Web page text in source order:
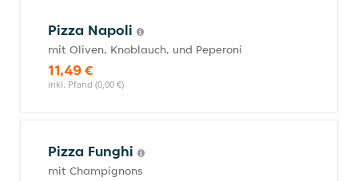
Pizza Napoli
mit Oliven, Knoblauch, und Peperoni
11,49 €
inkl. Pfand (0,00 €)
Pizza Funghi
mit Champignons